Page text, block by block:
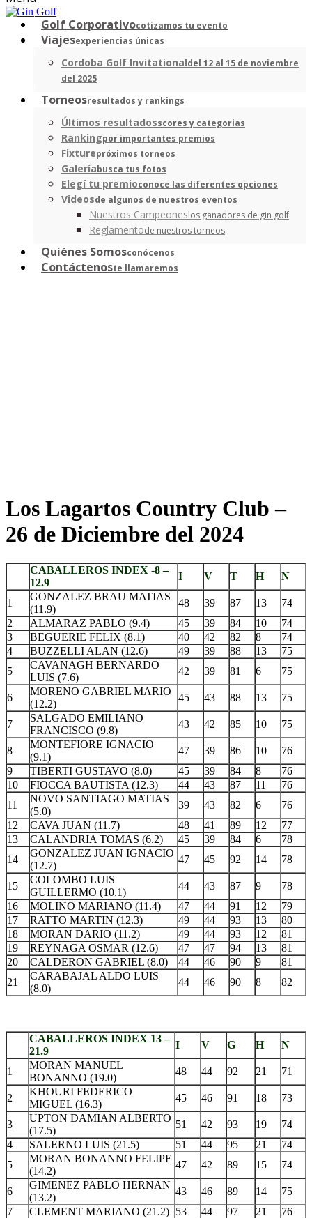
Golf Corporativocotizamos tu evento
Viajesexperiencias únicas
Cordoba Golf Invitationaldel 12 al 15 de noviembre
del 2025
Torneosresultados y rankings
Últimos resultadosscores y categorias
Rankingpor importantes premios
Fixturepróximos torneos
Galeríabusca tus fotos
Elegí tu premioconoce las diferentes opciones
Videosde algunos de nuestros eventos
Nuestros Campeoneslos ganadores de gin golf
Reglamentode nuestros torneos
Quiénes Somosconócenos
Contáctenoste llamaremos
Los Lagartos Country Club –
26 de Diciembre del 2024
CABALLEROS INDEX -8 –
12.9
I V T H N
1
GONZALEZ BRAU MATIAS
(11.9)
48 39 87 13
74
2
ALMARAZ PABLO (9.4) 45 39 84 10
74
3
BEGUERIE FELIX (8.1) 40 42 82 8
74
4
BUZZELLI ALAN (12.6) 49 39 88 13
75
5
CAVANAGH BERNARDO
LUIS (7.6)
42 39 81 6 75
6
MORENO GABRIEL MARIO
(12.2)
45 43 88 13 75
7
SALGADO EMILIANO
FRANCISCO (9.8)
43 42 85 10 75
8
MONTEFIORE IGNACIO
(9.1)
47 39 86 10
76
9
TIBERTI GUSTAVO (8.0) 45 39 84 8
76
10
FIOCCA BAUTISTA (12.3) 44 43 87 11
76
11
NOVO SANTIAGO MATIAS
(5.0)
39 43 82 6
76
12
CAVA JUAN (11.7) 48 41 89 12
77
13
CALANDRIA TOMAS (6.2) 45 39 84 6
78
14
GONZALEZ JUAN IGNACIO
(12.7)
47 45 92 14 78
15
COLOMBO LUIS
GUILLERMO (10.1)
44 43 87 9
78
16
MOLINO MARIANO (11.4) 47 44 91 12
79
17
RATTO MARTIN (12.3) 49 44 93 13
80
18
MORAN DARIO (11.2) 49 44 93 12
81
19
REYNAGA OSMAR (12.6) 47 47 94 13
81
20
CALDERON GABRIEL (8.0) 44 46 90 9
81
21
CARABAJAL ALDO LUIS
(8.0)
44 46 90 8 82
CABALLEROS INDEX 13 –
21.9
I V G H N
1
MORAN MANUEL
BONANNO (19.0)
48 44 92 21 71
2
KHOURI FEDERICO
MIGUEL (16.3)
45 46 91 18 73
3
UPTON DAMIAN ALBERTO
(17.5)
51 42 93 19
74
4
SALERNO LUIS (21.5) 51 44 95 21
74
5
MORAN BONANNO FELIPE
(14.2)
47 42 89 15 74
6
GIMENEZ PABLO HERNAN
(13.2)
43 46 89 14
75
7
CLEMENT MARIANO (21.2) 53 44 97 21
76